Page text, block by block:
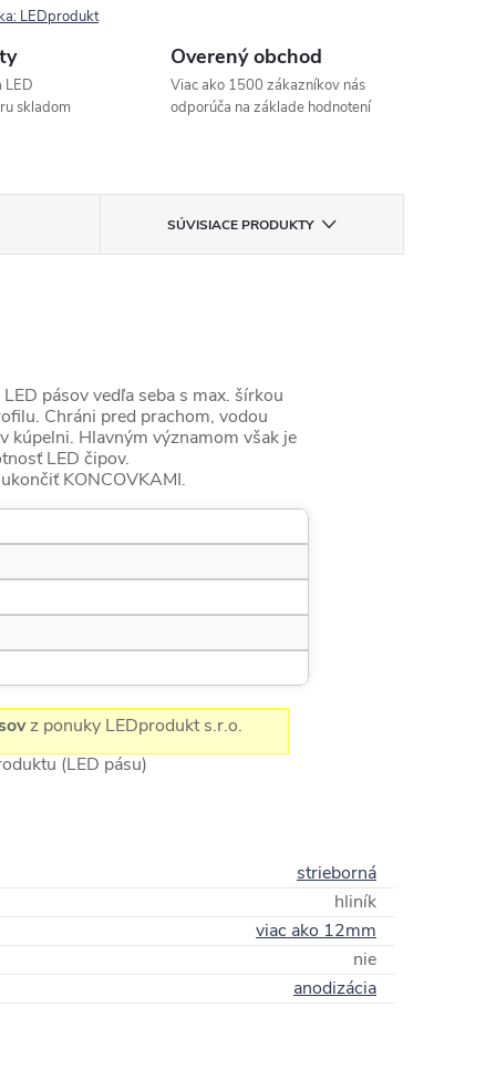
LEDprodukt
LED
skladom
Overený obchod
Viac ako 1500 zákazníkov nás
odporúča na základe hodnotení
SÚVISIACE PRODUKTY
pásov vedľa seba s max. šírkou
Chráni pred prachom, vodou
kúpelni. Hlavným významom však je
LED čipov.
KONCOVKAMI.
z ponuky LEDprodukt s.r.o.
(LED pásu)
strieborná
hliník
viac ako 12mm
nie
anodizácia